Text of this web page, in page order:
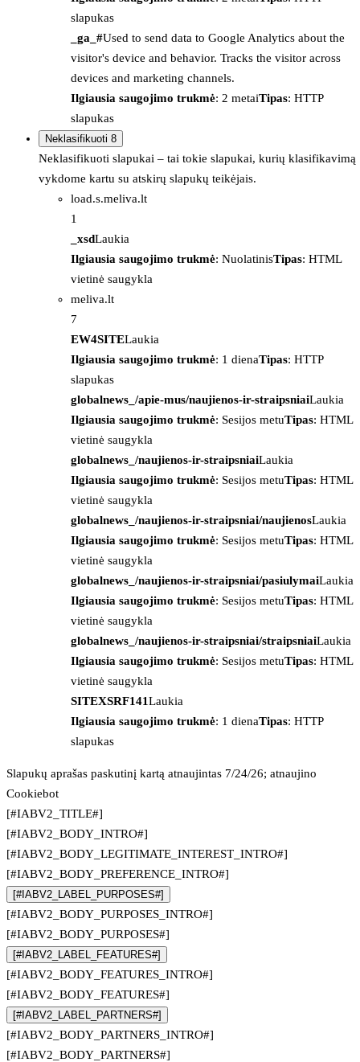
slapukas
_ga_#Used to send data to Google Analytics about the
visitor's device and behavior. Tracks the visitor across
devices and marketing channels.
Ilgiausia saugojimo trukmė: 2 metaiTipas: HTTP
slapukas
Neklasifikuoti 8
Neklasifikuoti slapukai – tai tokie slapukai, kurių klasifikavimą
vykdome kartu su atskirų slapukų teikėjais.
load.s.meliva.lt
1
_xsdLaukia
Ilgiausia saugojimo trukmė: NuolatinisTipas: HTML
vietinė saugykla
meliva.lt
7
EW4SITELaukia
Ilgiausia saugojimo trukmė: 1 dienaTipas: HTTP
slapukas
globalnews_/apie-mus/naujienos-ir-straipsniaiLaukia
Ilgiausia saugojimo trukmė: Sesijos metuTipas: HTML
vietinė saugykla
globalnews_/naujienos-ir-straipsniaiLaukia
Ilgiausia saugojimo trukmė: Sesijos metuTipas: HTML
vietinė saugykla
globalnews_/naujienos-ir-straipsniai/naujienosLaukia
Ilgiausia saugojimo trukmė: Sesijos metuTipas: HTML
vietinė saugykla
globalnews_/naujienos-ir-straipsniai/pasiulymaiLaukia
Ilgiausia saugojimo trukmė: Sesijos metuTipas: HTML
vietinė saugykla
globalnews_/naujienos-ir-straipsniai/straipsniaiLaukia
Ilgiausia saugojimo trukmė: Sesijos metuTipas: HTML
vietinė saugykla
SITEXSRF141Laukia
Ilgiausia saugojimo trukmė: 1 dienaTipas: HTTP
slapukas
Slapukų aprašas paskutinį kartą atnaujintas 7/24/26; atnaujino
Cookiebot
[#IABV2_TITLE#]
[#IABV2_BODY_INTRO#]
[#IABV2_BODY_LEGITIMATE_INTEREST_INTRO#]
[#IABV2_BODY_PREFERENCE_INTRO#]
[#IABV2_LABEL_PURPOSES#]
[#IABV2_BODY_PURPOSES_INTRO#]
[#IABV2_BODY_PURPOSES#]
[#IABV2_LABEL_FEATURES#]
[#IABV2_BODY_FEATURES_INTRO#]
[#IABV2_BODY_FEATURES#]
[#IABV2_LABEL_PARTNERS#]
[#IABV2_BODY_PARTNERS_INTRO#]
[#IABV2_BODY_PARTNERS#]